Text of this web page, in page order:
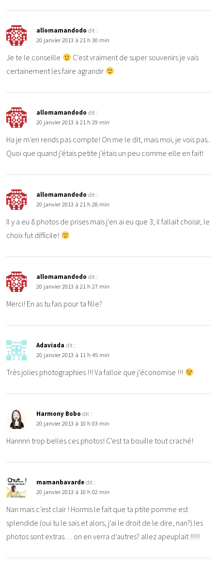
allomamandodo dit :
20 janvier 2013 à 21 h 30 min
Je te le conseille
C’est vraiment de super souvenirs je vais
certainement les faire agrandir
allomamandodo dit :
20 janvier 2013 à 21 h 29 min
Ha je m’en rends pas compte! On me le dit, mais moi, je vois pas..
Quoi que quand j’étais petite j’étais un peu comme elle en fait!
allomamandodo dit :
20 janvier 2013 à 21 h 28 min
Il y a eu 8 photos de prises mais j’en ai eu que 3; il fallait choisir, le
choix fut difficile!
allomamandodo dit :
20 janvier 2013 à 21 h 27 min
Merci! En as tu fais pour ta fille?
Adaviada dit :
20 janvier 2013 à 11 h 45 min
Très jolies photographies !!! Va falloir que j’économise !!!
Harmony Bobo dit :
20 janvier 2013 à 10 h 03 min
Hannnn trop belles ces photos! C’est ta bouille tout craché!
mamanbavarde dit :
20 janvier 2013 à 10 h 02 min
Nan mais c’est clair ! Hormis le fait que ta ptite pomme est
splendide (oui tu le sais et alors, j’ai le droit de le dire, nan?) les
photos sont extras… on en verra d’autres? allez apeuplait !!!!!